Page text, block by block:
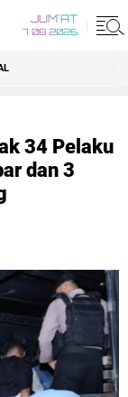
JUM'AT
7 08 2026
34 Pelaku
dan 3